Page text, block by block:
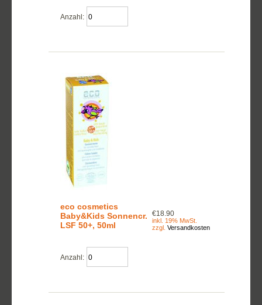
Anzahl:
eco cosmetics
Baby&Kids Sonnencr.
LSF 50+, 50ml
€18.90
inkl. 19% MwSt.
zzgl. Versandkosten
Anzahl: